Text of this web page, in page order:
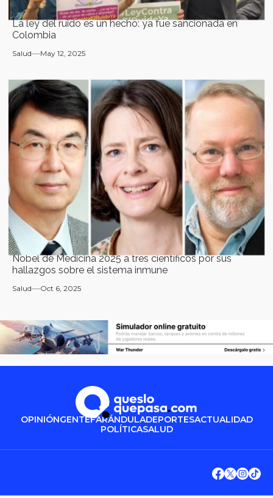
La ley del ruido es un hecho: ya fue sancionada en
Colombia
Salud May 12, 2025
Nobel de Medicina 2025 a tres científicos por sus
hallazgos sobre el sistema inmune
Salud Oct 6, 2025
OPINIÓNGENTEFARÁNDULADEPORTESACTUALIDAD
POLÍTICASALUD